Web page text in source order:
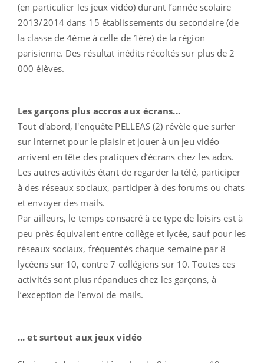
(en particulier les jeux vidéo) durant l’année scolaire
2013/2014 dans 15 établissements du secondaire (de
la classe de 4ème à celle de 1ère) de la région
parisienne. Des résultat inédits récoltés sur plus de 2
000 élèves.
Les garçons plus accros aux écrans...
Tout d'abord, l'enquête PELLEAS (2) révèle que surfer
sur Internet pour le plaisir et jouer à un jeu vidéo
arrivent en tête des pratiques d’écrans chez les ados.
Les autres activités étant de regarder la télé, participer
à des réseaux sociaux, participer à des forums ou chats
et envoyer des mails.
Par ailleurs, le temps consacré à ce type de loisirs est à
peu près équivalent entre collège et lycée, sauf pour les
réseaux sociaux, fréquentés chaque semaine par 8
lycéens sur 10, contre 7 collégiens sur 10. Toutes ces
activités sont plus répandues chez les garçons, à
l’exception de l’envoi de mails.
... et surtout aux jeux vidéo